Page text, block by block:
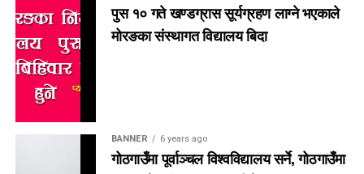
पुस १० गते खण्डग्रास सूर्यग्रहण लाग्ने भएकाले
मोरङका संस्थागत विद्यालय बिदा
BANNER 6 years ago
गोठगाउँमा पूर्वाञ्चल विश्वविद्यालय सर्ने, गोठगाउँमा